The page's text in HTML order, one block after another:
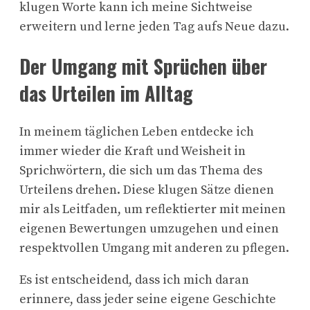
klugen Worte kann ich meine Sichtweise
erweitern und lerne jeden Tag aufs Neue dazu.
Der Umgang mit Sprüchen über
das Urteilen im Alltag
In meinem täglichen Leben entdecke ich
immer wieder die Kraft und Weisheit in
Sprichwörtern, die sich um das Thema des
Urteilens drehen. Diese klugen Sätze dienen
mir als Leitfaden, um reflektierter mit meinen
eigenen Bewertungen umzugehen und einen
respektvollen Umgang mit anderen zu pflegen.
Es ist entscheidend, dass ich mich daran
erinnere, dass jeder seine eigene Geschichte